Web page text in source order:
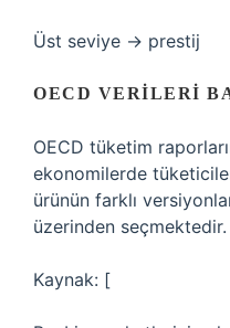
Üst seviye → prestij
OECD VERILERI
OECD tüketim
ekonomilerde
ürünün farklı
üzerinden seçmektedir.
Kaynak: [